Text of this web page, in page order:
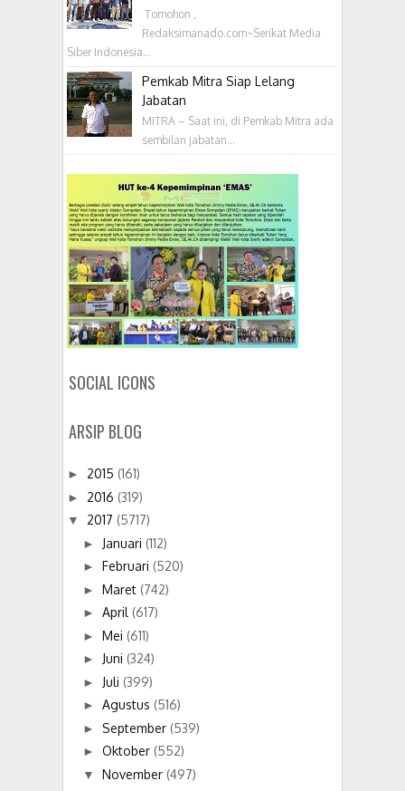
‎ Tomohon ,
Redaksimanado.com~Serikat Media
Siber Indonesia...
Pemkab Mitra Siap Lelang
Jabatan
MITRA – Saat ini, di Pemkab Mitra ada
sembilan jabatan...
SOCIAL ICONS
ARSIP BLOG
► 2015 (161)
► 2016 (319)
▼ 2017 (5717)
► Januari (112)
► Februari (520)
► Maret (742)
► April (617)
► Mei (611)
► Juni (324)
► Juli (399)
► Agustus (516)
► September (539)
► Oktober (552)
▼ November (497)